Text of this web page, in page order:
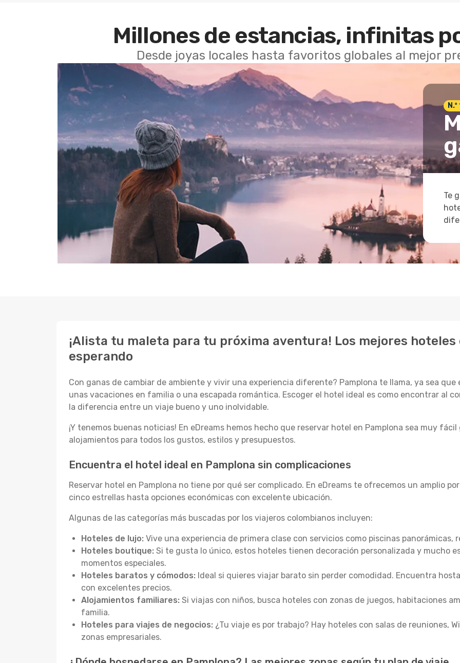
Millones de estancias, infinitas
Desde joyas locales hasta favoritos globales al mejor
Te
¡Alista tu maleta para tu próxima aventura! Los mejores
esperando
Con ganas de cambiar de ambiente y vivir una experiencia diferente? Pamplona te llama, ya sea
unas vacaciones en familia o una escapada romántica. Escoger el hotel ideal es como encontrar al
la diferencia entre un viaje bueno y uno inolvidable.
¡Y tenemos buenas noticias! En eDreams hemos hecho que reservar hotel en Pamplona sea muy
alojamientos para todos los gustos, estilos y presupuestos.
Encuentra el hotel ideal en Pamplona sin complicaciones
Reservar hotel en Pamplona no tiene por qué ser complicado. En eDreams te ofrecemos un amplio
cinco estrellas hasta opciones económicas con excelente ubicación.
Algunas de las categorías más buscadas por los viajeros colombianos incluyen:
Hoteles de lujo: Vive una experiencia de primera clase con servicios como piscinas
Hoteles boutique: Si te gusta lo único, estos hoteles tienen decoración personalizada y mucho
momentos especiales.
Hoteles baratos y cómodos: Ideal si quieres viajar barato sin perder comodidad. Encuentra
con excelentes precios.
Alojamientos familiares: Si viajas con niños, busca hoteles con zonas de juegos, habitaciones
familia.
Hoteles para viajes de negocios: ¿Tu viaje es por trabajo? Hay hoteles con salas de reuniones,
zonas empresariales.